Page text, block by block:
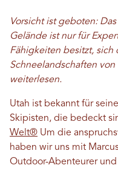
Vorsicht ist geboten:
Gelände ist nur für
Fähigkeiten besitzt, sich
Schneelandschaften
weiterlesen.
Utah ist bekannt für
Skipisten, die bedeckt
Welt® Um die
haben wir uns mit
Outdoor-Abenteurer